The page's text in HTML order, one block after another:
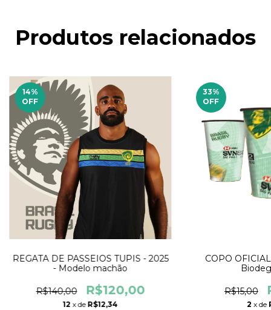
Produtos relacionados
14%
OFF
REGATA DE PASSEIOS TUPIS - 2025
- Modelo machão
R$140,00 R$120,00
12 x de R$12,34
33%
OFF
COPO
R$15,00
2 x de